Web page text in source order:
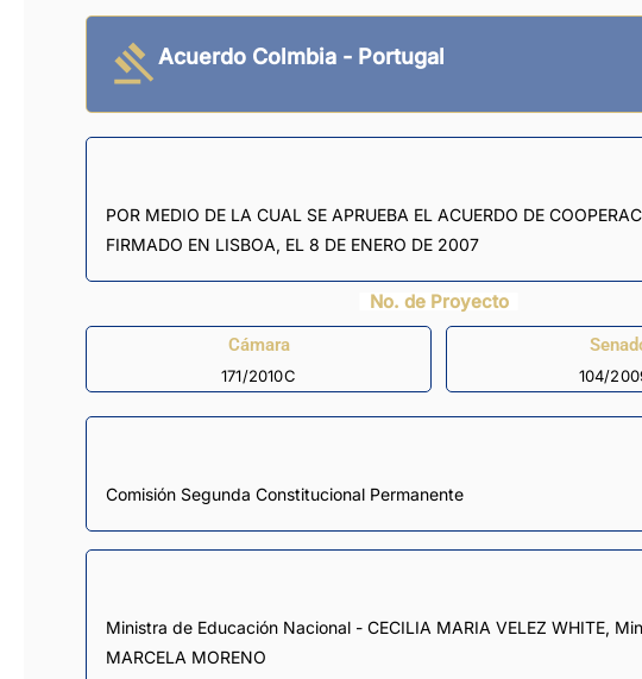
Acuerdo Colmbia - Portugal
POR MEDIO DE LA CUAL SE APRUEBA EL ACUERDO DE
FIRMADO EN LISBOA, EL 8 DE ENERO DE 2007
No. de Proyecto
Cámara
171/2010C 104/
Comisión Segunda Constitucional Permanente
Ministra de Educación Nacional - CECILIA MARIA VELEZ WHITE, Ministro de Relaciones Exteriores, doctor - JAIME BERMUDEZ MERIZALDE, Mnistra de Cultura - PAULA
MARCELA MORENO